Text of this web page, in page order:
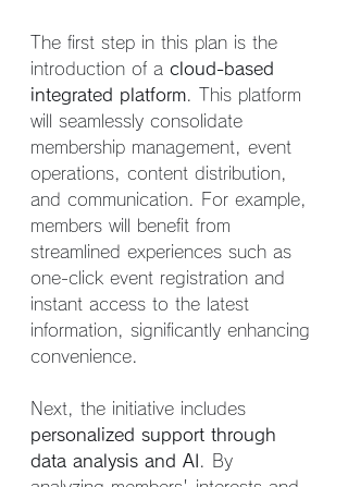
The first step in this plan is the
introduction of a cloud-based
integrated platform . This platform
will seamlessly consolidate
membership management, event
operations, content distribution,
and communication. For example,
members will benefit from
streamlined experiences such as
one-click event registration and
instant access to the latest
information, significantly enhancing
convenience.
Next, the initiative includes
personalized support through
data analysis and AI
. By